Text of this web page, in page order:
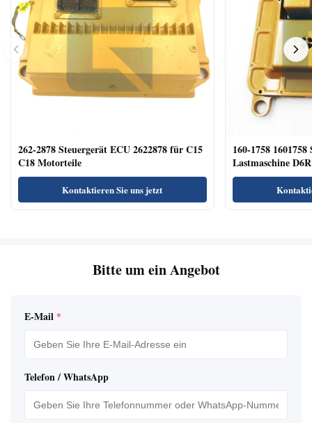
262-2878 Steuergerät ECU 2622878 für C15
C18 Motorteile
Kontaktieren Sie uns jetzt
160-1758
Lastmaschine D6R
Bitte um ein Angebot
E-Mail *
Telefon / WhatsApp